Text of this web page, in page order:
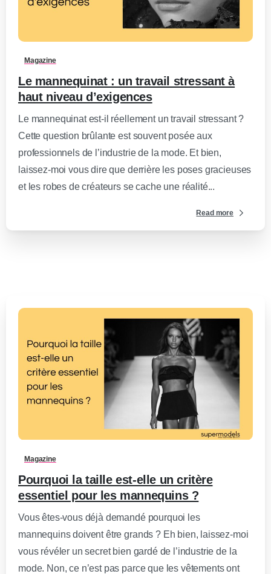
-
Magazine
Le mannequinat : un travail stressant à
haut niveau d’exigences
Le mannequinat est-il réellement un travail stressant ?
Cette question brûlante est souvent posée aux
professionnels de l’industrie de la mode. Et bien,
laissez-moi vous dire que derrière les poses gracieuses
et les robes de créateurs se cache une réalité...
Read more
0
Magazine
Pourquoi la taille est-elle un critère
essentiel pour les mannequins ?
Vous êtes-vous déjà demandé pourquoi les
mannequins doivent être grands ? Eh bien, laissez-moi
vous révéler un secret bien gardé de l’industrie de la
mode. Non, ce n’est pas parce que les vêtements ont